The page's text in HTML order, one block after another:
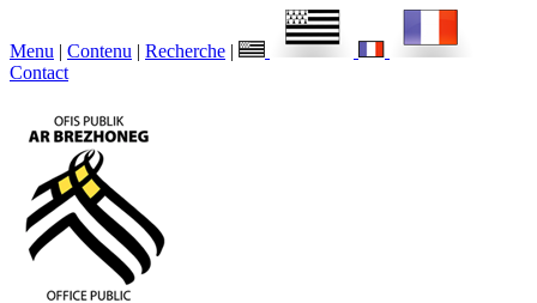
Menu | Contenu | Recherche |
Contact